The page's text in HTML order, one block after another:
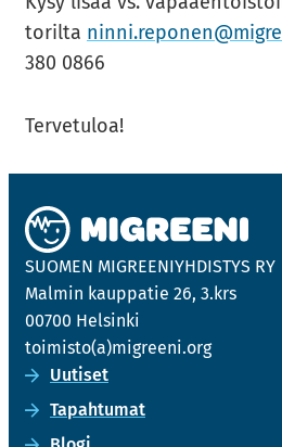
to­ril­ta
380 0866
Ter­ve­tu­loa!
SUO­MEN MIGREE­NIYH­DIS­TYS RY
Mal­min kaup­pa­tie 26, 3.krs
00700 Hel­sin­ki
toi­mis­to(a)migree­ni.org
Uu­ti­set
Ta­pah­tu­mat